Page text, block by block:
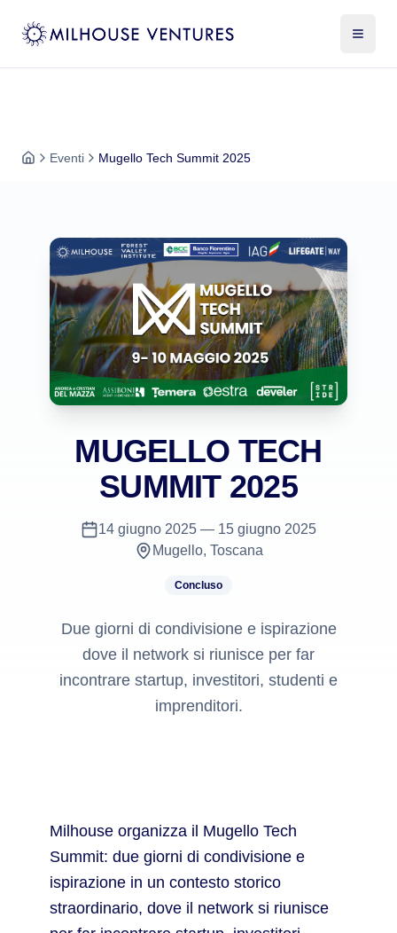
Eventi Mugello Tech Summit 2025
MUGELLO TECH
SUMMIT 2025
14 giugno 2025 — 15 giugno 2025
Mugello, Toscana
Concluso
Due giorni di condivisione e ispirazione
dove il network si riunisce per far
incontrare startup, investitori, studenti e
imprenditori.
Milhouse organizza il Mugello Tech
Summit: due giorni di condivisione e
ispirazione in un contesto storico
straordinario, dove il network si riunisce